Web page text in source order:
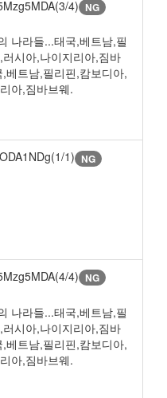
4) NG
나라들...태국,베트남,필
시아,나이지리아,짐바
베트남,필리핀,캄보디아,
아,짐바브웨.
1) NG
4) NG
나라들...태국,베트남,필
시아,나이지리아,짐바
베트남,필리핀,캄보디아,
아,짐바브웨.